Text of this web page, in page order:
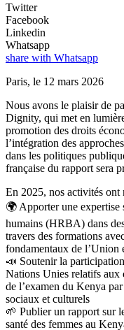
Twitter
Facebook
Linkedin
Whatsapp
share with Whatsapp
Paris, le 12 mars 2026
Nous avons le plaisir de
Dignity, qui met en
promotion des droits
l’intégration des
dans les politiques
française du rapport sera
En 2025, nos activités ont
🌍 Apporter une expertise
humains (HRBA) dans
travers des formations
fondamentaux de l’Union
📣 Soutenir la
Nations Unies relatifs aux
de l’examen du Kenya
sociaux et culturels
🌱 Publier un rapport sur
santé des femmes au